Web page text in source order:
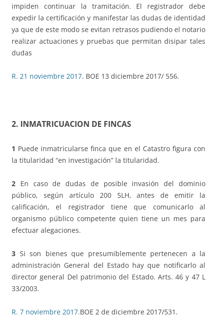
impiden continuar la tramitación. El registrador debe
expedir la certificación y manifestar las dudas de identidad
ya que de este modo se evitan retrasos pudiendo el notario
realizar actuaciones y pruebas que permitan disipar tales
dudas
R. 21 noviembre 2017. BOE 13 diciembre 2017/ 556.
2. INMATRICUACION DE FINCAS
1 Puede inmatricularse finca que en el Catastro figura con
la titularidad “en investigación” la titularidad.
2 En caso de dudas de posible invasión del dominio
público, según artículo 200 5LH, antes de emitir la
calificación, el registrador tiene que comunicarlo al
organismo público competente quien tiene un mes para
efectuar alegaciones.
3 Si son bienes que presumiblemente pertenecen a la
administración General del Estado hay que notificarlo al
director general Del patrimonio del Estado. Arts. 46 y 47 L
33/2003.
R. 7 noviembre 2017.BOE 2 de diciembre 2017/531.